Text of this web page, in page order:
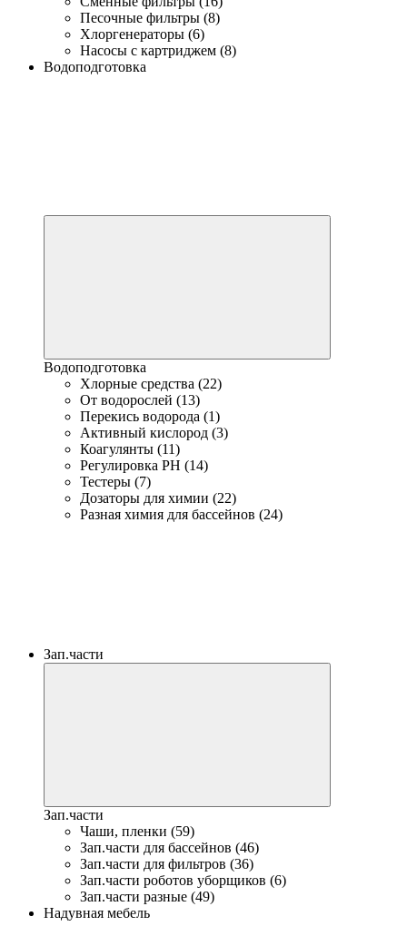
Песочные фильтры (8)
Хлоргенераторы (6)
Насосы с картриджем (8)
Водоподготовка
Водоподготовка
Хлорные средства (22)
От водорослей (13)
Перекись водорода (1)
Активный кислород (3)
Коагулянты (11)
Регулировка PH (14)
Тестеры (7)
Дозаторы для химии (22)
Разная химия для бассейнов (24)
Зап.части
Зап.части
Чаши, пленки (59)
Зап.части для бассейнов (46)
Зап.части для фильтров (36)
Зап.части роботов уборщиков (6)
Зап.части разные (49)
Надувная мебель